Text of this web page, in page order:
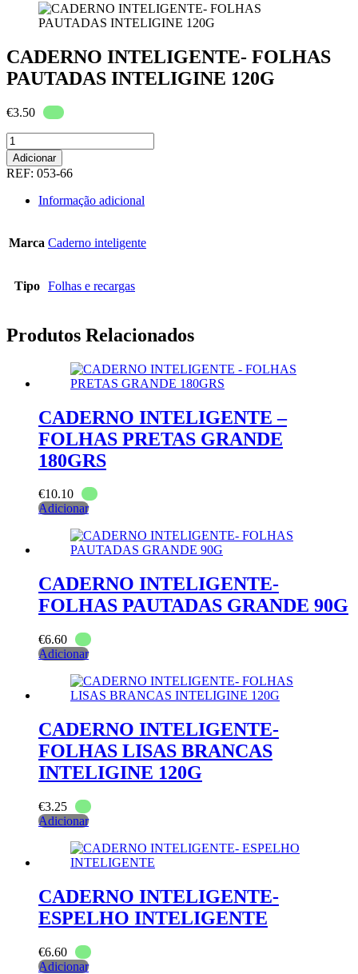
CADERNO INTELIGENTE- FOLHAS
PAUTADAS INTELIGINE 120G
€3.50
Quantidade
de
CADERNO
INTELIGENTE-
FOLHAS
PAUTADAS
120G
Adicionar
REF: 053-66
Informação adicional
Marca Caderno inteligente
Tipo Folhas e recargas
Produtos Relacionados
CADERNO INTELIGENTE –
FOLHAS PRETAS GRANDE
180GRS
€10.10
Adicionar
CADERNO INTELIGENTE-
FOLHAS PAUTADAS GRANDE 90G
€6.60
Adicionar
CADERNO INTELIGENTE-
FOLHAS LISAS BRANCAS
INTELIGINE 120G
€3.25
Adicionar
CADERNO INTELIGENTE-
ESPELHO INTELIGENTE
€6.60
Adicionar